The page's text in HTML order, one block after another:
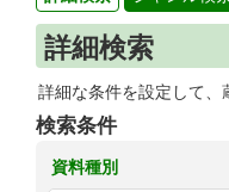
詳細検索
詳細な条件を設定して
検索条件
資料種別